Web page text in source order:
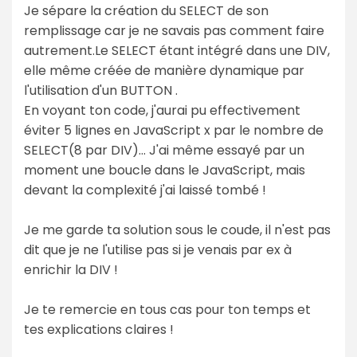
Je sépare la création du SELECT de son
remplissage car je ne savais pas comment faire
autrement.Le SELECT étant intégré dans une DIV,
elle même créée de manière dynamique par
l'utilisation d'un BUTTON .
En voyant ton code, j'aurai pu effectivement
éviter 5 lignes en JavaScript x par le nombre de
SELECT(8 par DIV)... J'ai même essayé par un
moment une boucle dans le JavaScript, mais
devant la complexité j'ai laissé tombé !
Je me garde ta solution sous le coude, il n'est pas
dit que je ne l'utilise pas si je venais par ex à
enrichir la DIV !
Je te remercie en tous cas pour ton temps et
tes explications claires !